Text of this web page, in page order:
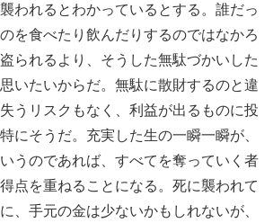
われるとわかっているとする。誰だっ
を食べたり飲んだりするのではなかろ
られるより、そうした無駄づかいした
いたいからだ。無駄に散財するのと違
うリスクもなく、利益が出るものに投
にそうだ。充実した生の一瞬一瞬が、
うのであれば、すべてを奪っていく者
点を重ねることになる。死に襲われて
、手元の金は少ないかもしれないが、